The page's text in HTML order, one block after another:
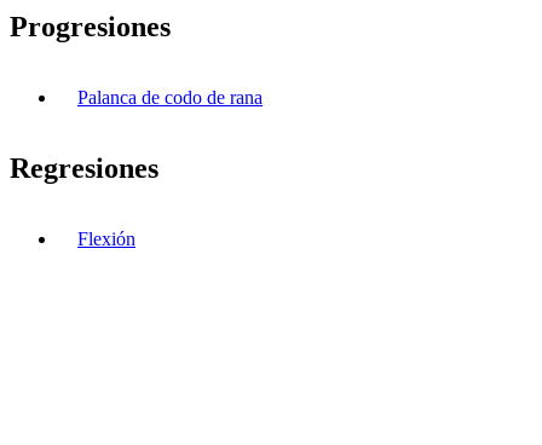
Progresiones
Palanca de codo de rana
Regresiones
Flexión